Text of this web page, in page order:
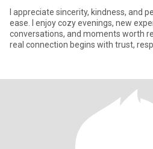
I appreciate sincerity, kindness, and
ease. I enjoy cozy evenings, new
conversations, and moments worth
real connection begins with trust,